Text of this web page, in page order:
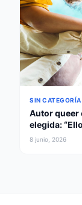
SIN CATEGORÍA
Autor queer
elegida:
8 junio, 2026